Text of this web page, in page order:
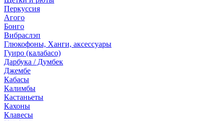
Перкуссия
Агого
Бонго
Вибраслэп
Глюкофоны, Ханги, аксессуары
Гуиро (калабасо)
Дарбука / Думбек
Джембе
Кабасы
Калимбы
Кастаньеты
Кахоны
Клавесы